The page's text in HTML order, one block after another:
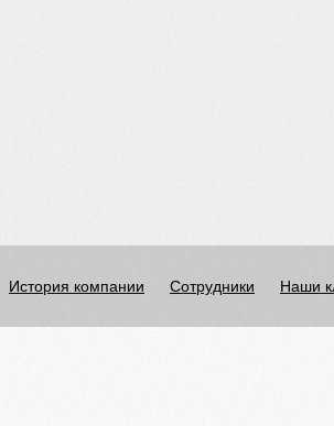
История компании Сотрудники Наши